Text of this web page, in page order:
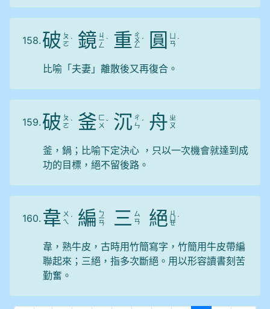
158. 破 ㄆ
ㄛ ˋ 鏡 ㄐ
ㄧ
ㄥ
ˋ 重 ㄔ
ㄨ
ㄥ
ˊ 圓
ㄢ ˊ
比喻「夫妻」離散後又再復合。
159. 破 ㄆ
ㄛ ˋ 釜 ㄈ
ㄨ ˇ 沉 ㄔ
ㄣ ˊ 舟 ㄓ
ㄡ
釜，鍋；比喻下定決心 ，只以一次機會就達到成
功的目標，絕不留後路。
160. 韋 ㄨ
ㄟ ˊ 編 ㄅ
ㄧ
ㄢ 三 ㄙ
ㄢ
絕 ㄐ
ㄩ
ㄝ
ˊ
韋，熟牛皮，古時用竹簡寫字，竹簡用牛皮帶編
聯起來；三絕，指多次斷絕。用以形容讀書刻苦
勤奮。